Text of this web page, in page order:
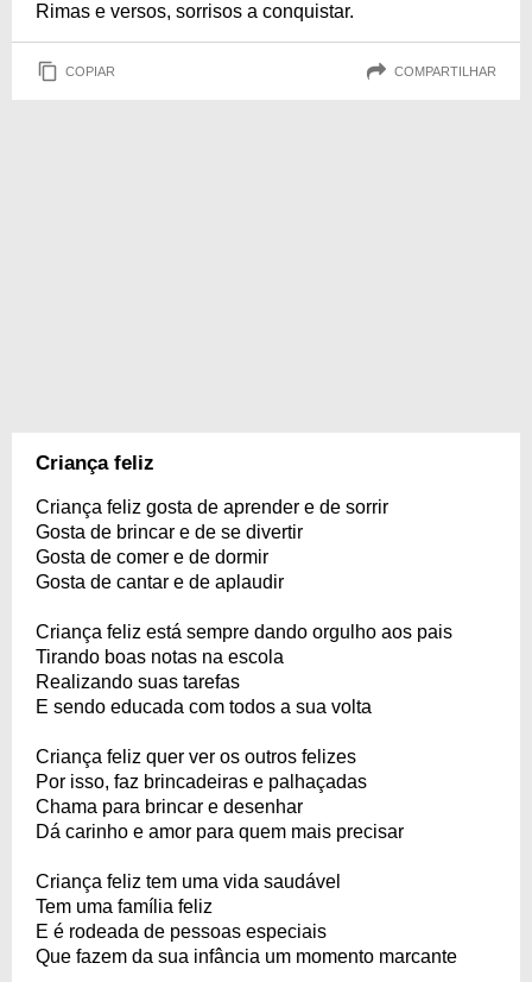
Rimas e versos, sorrisos a conquistar.
COPIAR COMPARTILHAR
Criança feliz
Criança feliz gosta de aprender e de sorrir
Gosta de brincar e de se divertir
Gosta de comer e de dormir
Gosta de cantar e de aplaudir
Criança feliz está sempre dando orgulho aos pais
Tirando boas notas na escola
Realizando suas tarefas
E sendo educada com todos a sua volta
Criança feliz quer ver os outros felizes
Por isso, faz brincadeiras e palhaçadas
Chama para brincar e desenhar
Dá carinho e amor para quem mais precisar
Criança feliz tem uma vida saudável
Tem uma família feliz
E é rodeada de pessoas especiais
Que fazem da sua infância um momento marcante